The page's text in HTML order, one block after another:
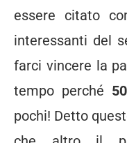
essere citato
interessanti del
farci vincere la
tempo perché
pochi! Detto